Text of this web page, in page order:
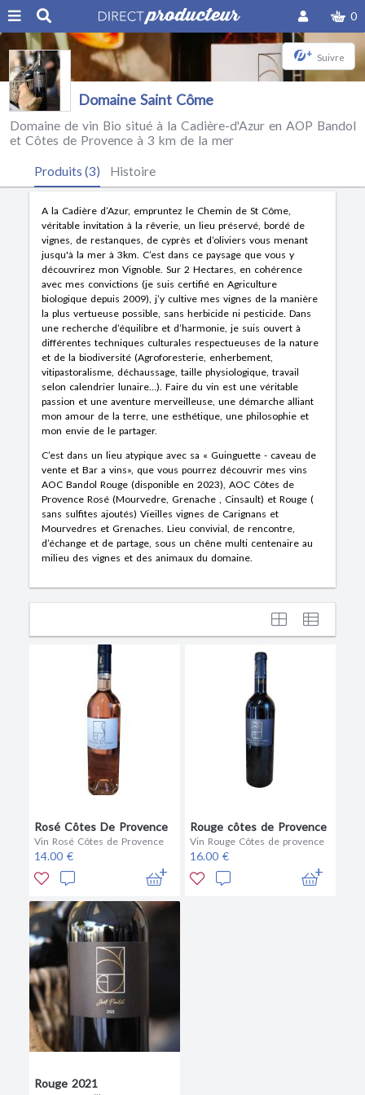
0
+ Suivre
Domaine Saint Côme
Domaine de vin Bio situé à la Cadière-d'Azur en AOP Bandol
et Côtes de Provence à 3 km de la mer
Produits (3) Histoire
A la Cadière d’Azur, empruntez le Chemin de St Côme,
véritable invitation à la rêverie, un lieu préservé, bordé de
vignes, de restanques, de cyprès et d’oliviers vous menant
jusqu'à la mer à 3km. C’est dans ce paysage que vous y
découvrirez mon Vignoble. Sur 2 Hectares, en cohérence
avec mes convictions (je suis certifié en Agriculture
biologique depuis 2009), j’y cultive mes vignes de la manière
la plus vertueuse possible, sans herbicide ni pesticide. Dans
une recherche d’équilibre et d’harmonie, je suis ouvert à
différentes techniques culturales respectueuses de la nature
et de la biodiversité (Agroforesterie, enherbement,
vitipastoralisme, déchaussage, taille physiologique, travail
selon calendrier lunaire…). Faire du vin est une véritable
passion et une aventure merveilleuse, une démarche alliant
mon amour de la terre, une esthétique, une philosophie et
mon envie de le partager.
C’est dans un lieu atypique avec sa « Guinguette - caveau de
vente et Bar a vins», que vous pourrez découvrir mes vins
AOC Bandol Rouge (disponible en 2023), AOC Côtes de
Provence Rosé (Mourvedre, Grenache , Cinsault) et Rouge (
sans sulfites ajoutés) Vieilles vignes de Carignans et
Mourvedres et Grenaches. Lieu convivial, de rencontre,
d’échange et de partage, sous un chêne multi centenaire au
milieu des vignes et des animaux du domaine.
Rosé Côtes De Provence
Vin Rosé Côtes de Provence
14.00 €
Rouge côtes de Provence
Vin Rouge Côtes de provence
16.00 €
Rouge 2021